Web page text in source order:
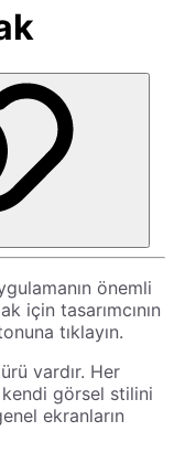
önemli
için tasarımcının
tıklayın.
vardır. Her
görsel stilini
ekranların